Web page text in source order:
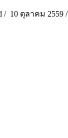
/ 10 ตุลาคม 2559 /